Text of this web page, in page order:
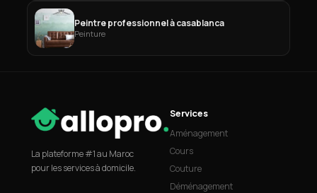
Peintre professionnel à casablanca
Peinture
La plateforme #1 au Maroc
pour les services à domicile.
Services
Aménagement
Cours
Couture
Déménagement